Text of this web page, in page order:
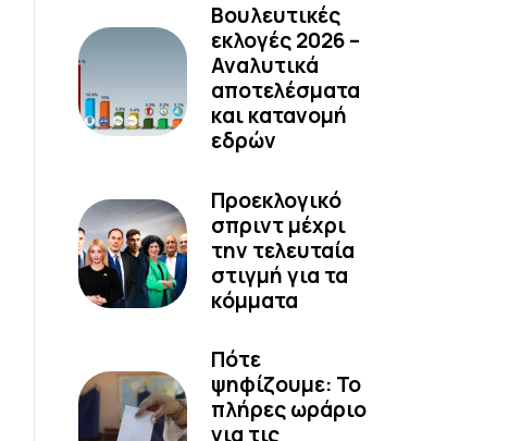
Βουλευτικές
εκλογές 2026 –
Αναλυτικά
αποτελέσματα
και κατανομή
εδρών
Προεκλογικό
σπριντ μέχρι
την τελευταία
στιγμή για τα
κόμματα
Πότε
ψηφίζουμε: Το
πλήρες ωράριο
για τις